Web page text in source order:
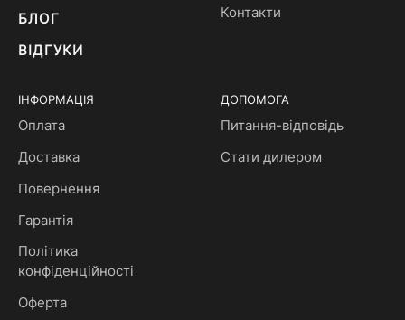
БЛОГ
ВІДГУКИ
Контакти
ІНФОРМАЦІЯ
Оплата
Доставка
Повернення
Гарантія
Політика
конфіденційності
Оферта
ДОПОМОГА
Питання-відповідь
Стати дилером